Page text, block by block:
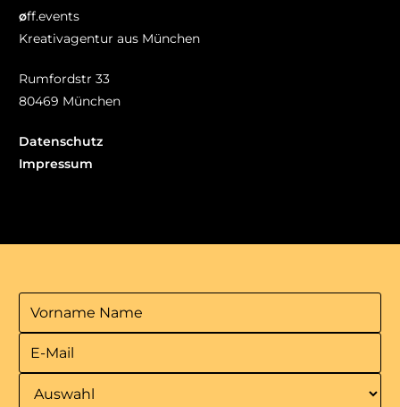
øff.events
Kreativagentur aus München
Rumfordstr 33
80469 München
Datenschutz
Impressum